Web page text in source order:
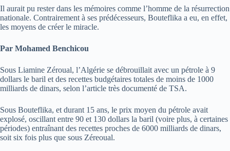
Il aurait pu rester dans les mémoires comme l’homme de la résurrection
nationale. Contrairement à ses prédécesseurs, Bouteflika a eu, en effet,
les moyens de créer le miracle.
Par Mohamed Benchicou
Sous Liamine Zéroual, l’Algérie se débrouillait avec un pétrole à 9
dollars le baril et des recettes budgétaires totales de moins de 1000
milliards de dinars, selon l’article très documenté de TSA.
Sous Bouteflika, et durant 15 ans, le prix moyen du pétrole avait
explosé, oscillant entre 90 et 130 dollars la baril (voire plus, à certaines
périodes) entraînant des recettes proches de 6000 milliards de dinars,
soit six fois plus que sous Zéreoual.